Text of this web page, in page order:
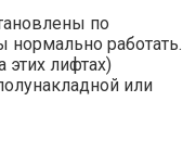
по
работать.
этих лифтах)
или